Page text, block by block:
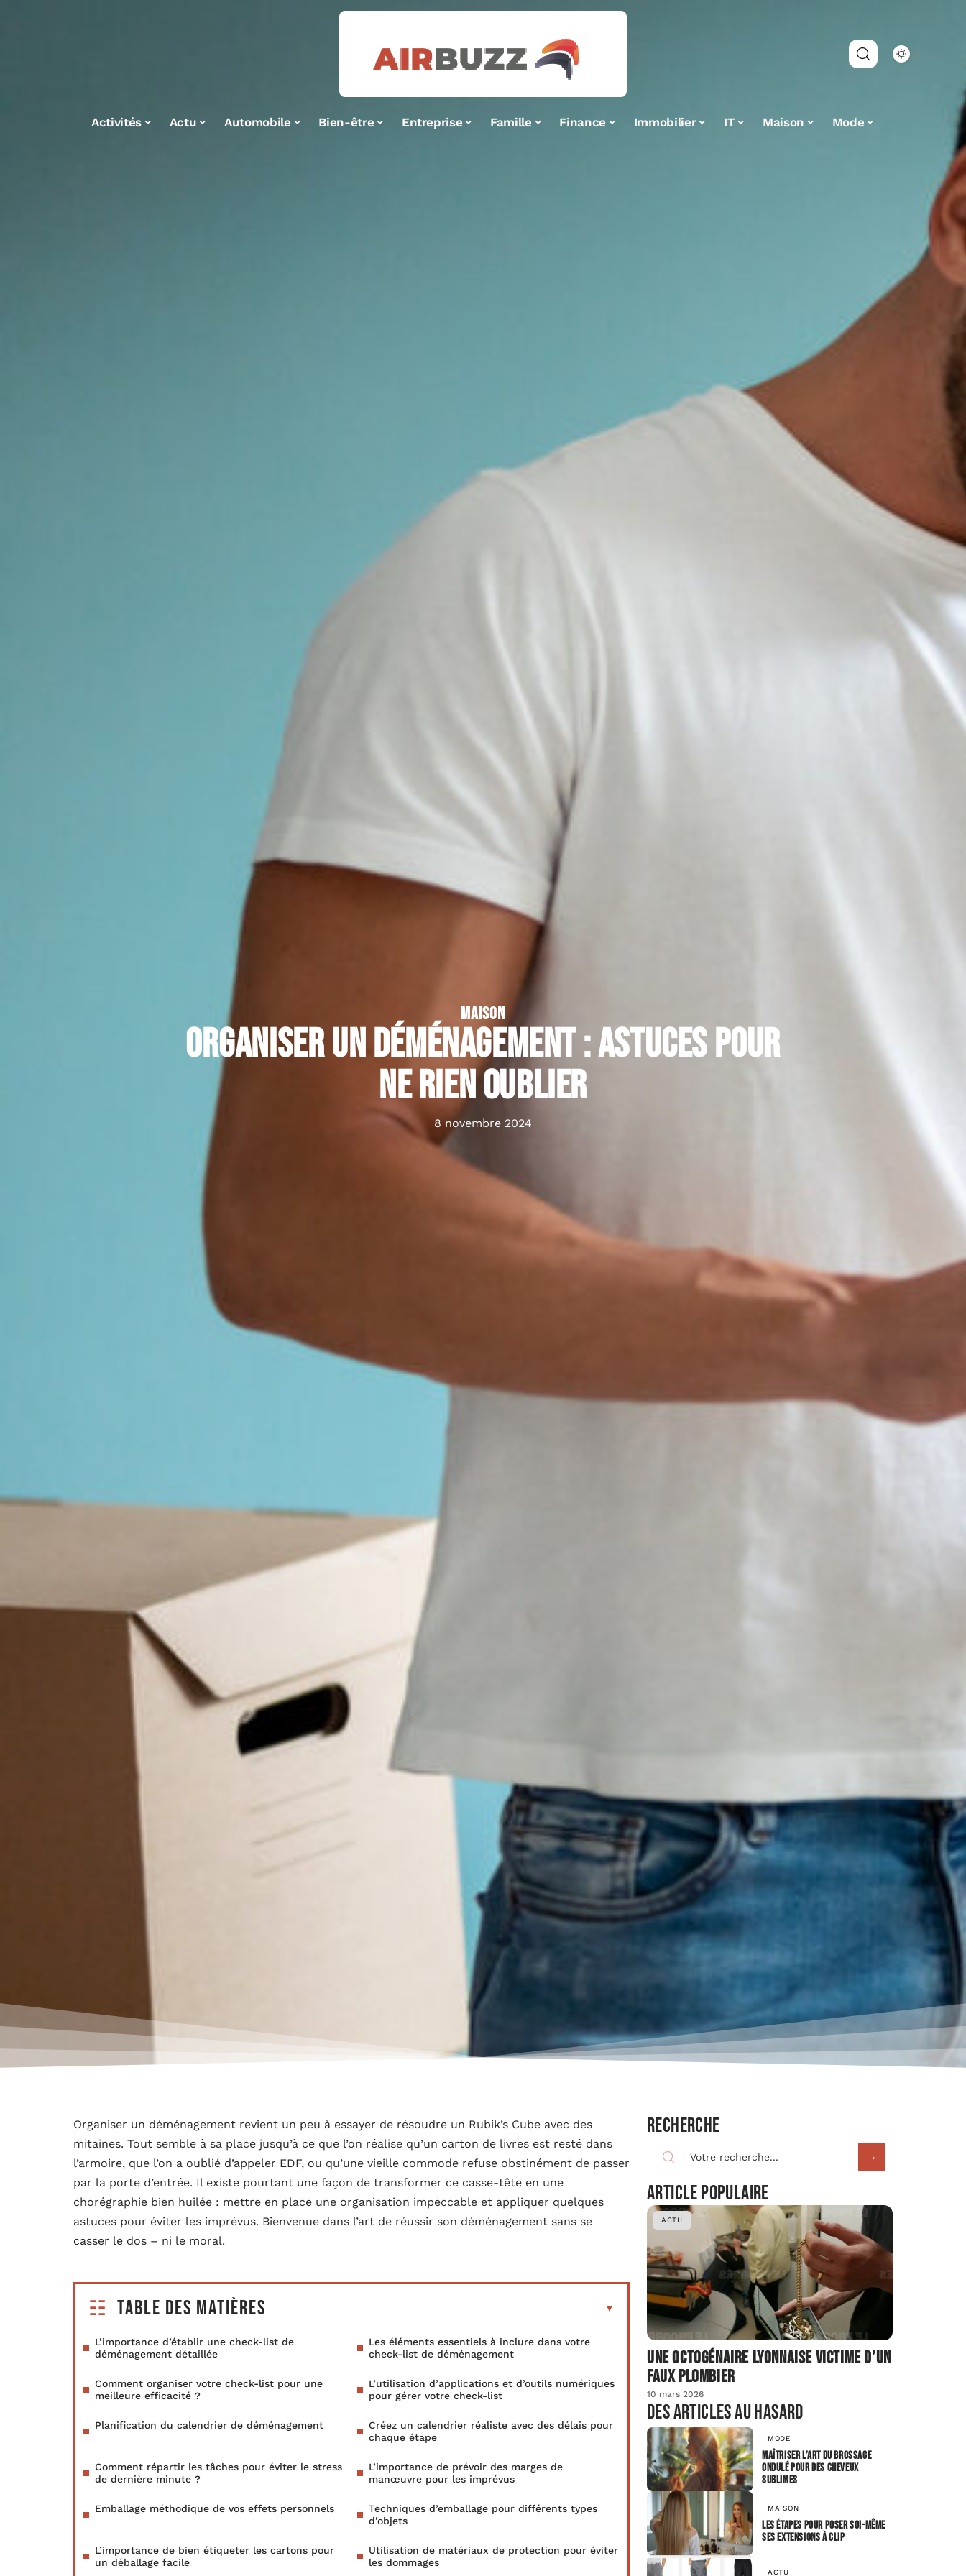
Activités Actu Automobile Bien-être Entreprise Famille Finance Immobilier IT Maison Mode
MAISON
Organiser un déménagement : astuces pour
ne rien oublier
8 novembre 2024
Organiser un déménagement revient un peu à essayer de résoudre un Rubik’s Cube avec des
mitaines. Tout semble à sa place jusqu’à ce que l’on réalise qu’un carton de livres est resté dans
l’armoire, que l’on a oublié d’appeler EDF, ou qu’une vieille commode refuse obstinément de passer
par la porte d’entrée. Il existe pourtant une façon de transformer ce casse-tête en une
chorégraphie bien huilée : mettre en place une organisation impeccable et appliquer quelques
astuces pour éviter les imprévus. Bienvenue dans l’art de réussir son déménagement sans se
casser le dos – ni le moral.
Table des matières
L’importance d’établir une check-list de
déménagement détaillée
Les éléments essentiels à inclure dans votre
check-list de déménagement
Comment organiser votre check-list pour une
meilleure efficacité ?
L’utilisation d’applications et d’outils numériques
pour gérer votre check-list
Planification du calendrier de déménagement
Créez un calendrier réaliste avec des délais pour
chaque étape
Comment répartir les tâches pour éviter le stress
de dernière minute ?
L’importance de prévoir des marges de
manœuvre pour les imprévus
Emballage méthodique de vos effets personnels
Techniques d’emballage pour différents types
d’objets
L’importance de bien étiqueter les cartons pour
un déballage facile
Utilisation de matériaux de protection pour éviter
les dommages
Recherche
Article populaire
ACTU
Une octogénaire lyonnaise victime d’un
faux plombier
10 mars 2026
Des articles au hasard
MODE
Maîtriser l’art du brossage
ondulé pour des cheveux
sublimes
MAISON
Les étapes pour poser soi-même
ses extensions à clip
ACTU